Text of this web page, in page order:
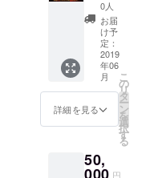
間/11:0
0～
23:00の
中で3時
間保証
日程/4
～5月中
の平日
or土日
が出来
る
Mannie
キッチ
ンスタ
ジオを
借りて
ご飯で
もお菓
子でも
り料理
を振舞
0人
お届
け予
定：
2019
年06
月
詳細を見る
こ
の
リ
タ
ー
ン
を
選
択
す
る
50,
円